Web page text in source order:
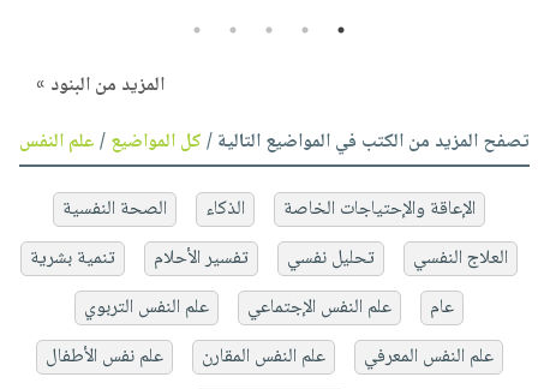
1
2
3
4
5
المزيد من البنود »
تصفح المزيد من الكتب في المواضيع التالية /كل المواضيع/علم النفس
الإعاقة والإحتياجات الخاصة الذكاء
الصحة النفسية
العلاج النفسي
تحليل نفسي تفسير الأحلام
تنمية بشرية
عام
علم النفس الإجتماعي
علم النفس التربوي
علم النفس المعرفي
علم النفس المقارن
علم نفس الأطفال